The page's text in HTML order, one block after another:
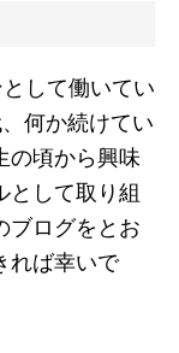
ぶ
ら
り
旅：
From
Hakata
して働いてい
何か続けてい
の頃から興味
として取り組
ブログをとお
れば幸いで